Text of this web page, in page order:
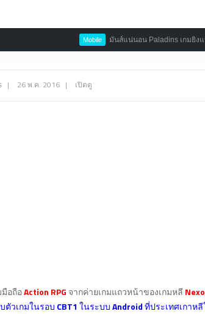
มันส์แน่นอน Paladins เกมยิงแนวใหม่สุดระห่
| 26 พ.ค. 2016 | เปิดดู
มือถือAction RPG จากค่ายเกมแถวหน้าของเกมหลี
ตัวเกมในรอบ CBT1 ในระบบAndroidที่ประเทศเกาห